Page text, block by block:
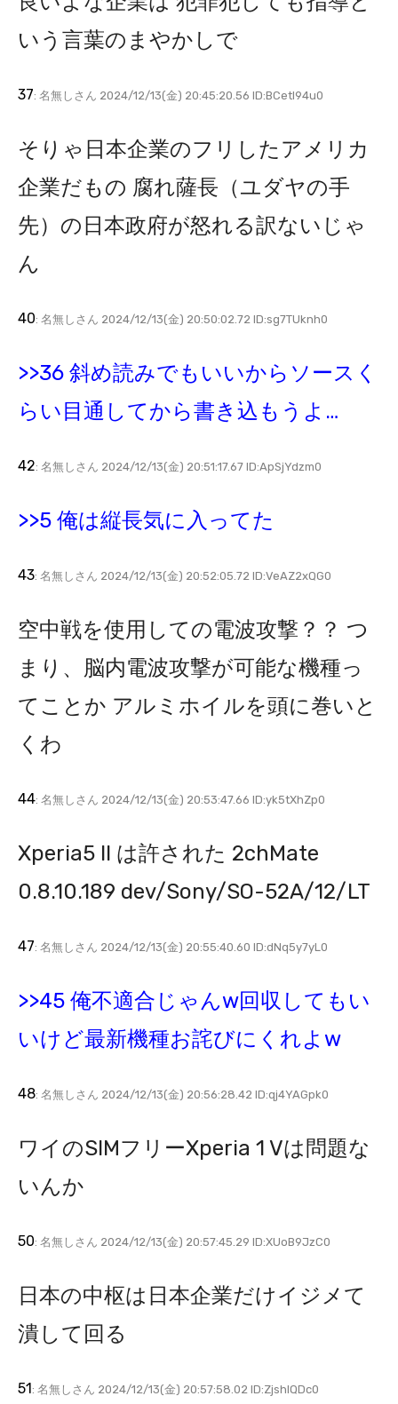
いう言葉のまやかしで
37: 名無しさん 2024/12/13(金) 20:45:20.56 ID:BCetI94u0
そりゃ日本企業のフリしたアメリカ
企業だもの 腐れ薩長（ユダヤの手
先）の日本政府が怒れる訳ないじゃ
ん
40: 名無しさん 2024/12/13(金) 20:50:02.72 ID:sg7TUknh0
>>36 斜め読みでもいいからソースく
らい目通してから書き込もうよ…
42: 名無しさん 2024/12/13(金) 20:51:17.67 ID:ApSjYdzm0
>>5 俺は縦長気に入ってた
43: 名無しさん 2024/12/13(金) 20:52:05.72 ID:VeAZ2xQG0
空中戦を使用しての電波攻撃？？ つ
まり、脳内電波攻撃が可能な機種っ
てことか アルミホイルを頭に巻いと
くわ
44: 名無しさん 2024/12/13(金) 20:53:47.66 ID:yk5tXhZp0
Xperia5 II は許された 2chMate
0.8.10.189 dev/Sony/SO-52A/12/LT
47: 名無しさん 2024/12/13(金) 20:55:40.60 ID:dNq5y7yL0
>>45 俺不適合じゃんw回収してもい
いけど最新機種お詫びにくれよw
48: 名無しさん 2024/12/13(金) 20:56:28.42 ID:qj4YAGpk0
ワイのSIMフリーXperia 1 Vは問題な
いんか
50: 名無しさん 2024/12/13(金) 20:57:45.29 ID:XUoB9JzC0
日本の中枢は日本企業だけイジメて
潰して回る
51 : 名無しさん 2024/12/13(金) 20:57:58.02 ID:ZjshIQDc0